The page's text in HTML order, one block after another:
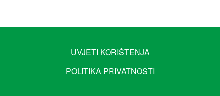
UVJETI KORIŠTENJA
POLITIKA PRIVATNOSTI